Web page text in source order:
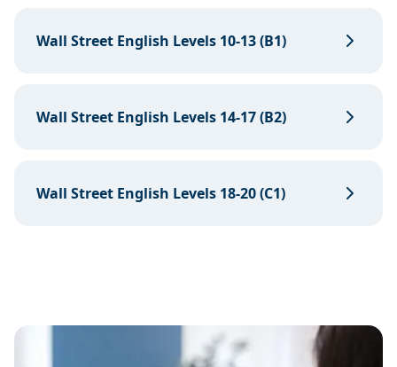
Wall Street English Levels 10-13 (B1)
Wall Street English Levels 14-17 (B2)
Wall Street English Levels 18-20 (C1)